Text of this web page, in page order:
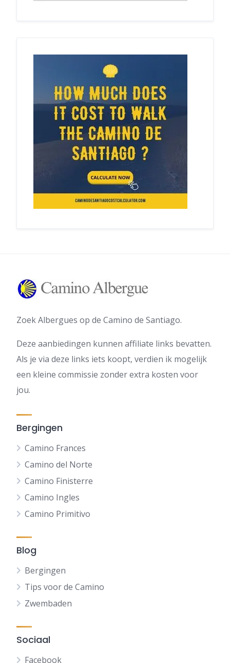
Zoek Albergues op de Camino de Santiago.
Deze aanbiedingen kunnen affiliate links bevatten.
Als je via deze links iets koopt, verdien ik mogelijk
een kleine commissie zonder extra kosten voor
jou.
Bergingen
Camino Frances
Camino del Norte
Camino Finisterre
Camino Ingles
Camino Primitivo
Blog
Bergingen
Tips voor de Camino
Zwembaden
Sociaal
Facebook